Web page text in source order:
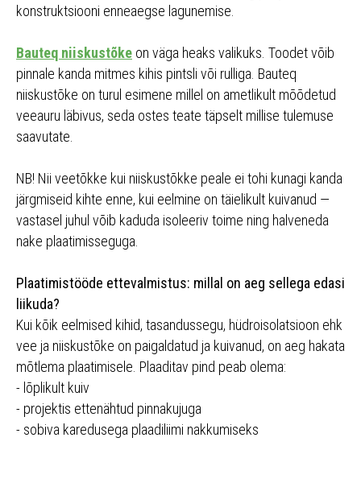
konstruktsiooni enneaegse lagunemise.
Bauteq niiskustõke on väga heaks valikuks. Toodet võib
pinnale kanda mitmes kihis pintsli või rulliga. Bauteq
niiskustõke on turul esimene millel on ametlikult mõõdetud
veeauru läbivus, seda ostes teate täpselt millise tulemuse
saavutate.
NB! Nii veetõkke kui niiskustõkke peale ei tohi kunagi kanda
järgmiseid kihte enne, kui eelmine on täielikult kuivanud —
vastasel juhul võib kaduda isoleeriv toime ning halveneda
nake plaatimisseguga.
Plaatimistööde ettevalmistus: millal on aeg sellega edasi
liikuda?
Kui kõik eelmised kihid, tasandussegu, hüdroisolatsioon ehk
vee ja niiskustõke on paigaldatud ja kuivanud, on aeg hakata
mõtlema plaatimisele. Plaaditav pind peab olema:
- lõplikult kuiv
- projektis ettenähtud pinnakujuga
- sobiva karedusega plaadiliimi nakkumiseks